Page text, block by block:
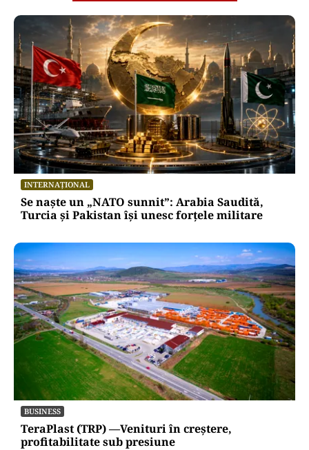
INTERNAȚIONAL
Se naște un „NATO sunnit”: Arabia Saudită,
Turcia și Pakistan își unesc forțele militare
BUSINESS
TeraPlast (TRP) —Venituri în creștere,
profitabilitate sub presiune